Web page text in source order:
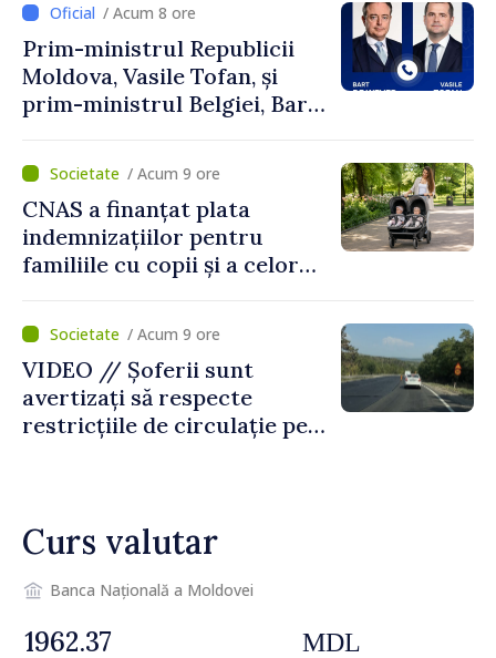
/ Acum 8 ore
Prim-ministrul Republicii
Moldova, Vasile Tofan, și
prim-ministrul Belgiei, Bart
despre parcursul european
al Republicii Moldova.
/ Acum 9 ore
CNAS a finanțat plata
indemnizațiilor pentru
familiile cu copii și a celor
temporară de muncă
/ Acum 9 ore
VIDEO // Șoferii sunt
avertizați să respecte
restricțiile de circulație pe
Curs valutar
Banca Națională a Moldovei
MDL